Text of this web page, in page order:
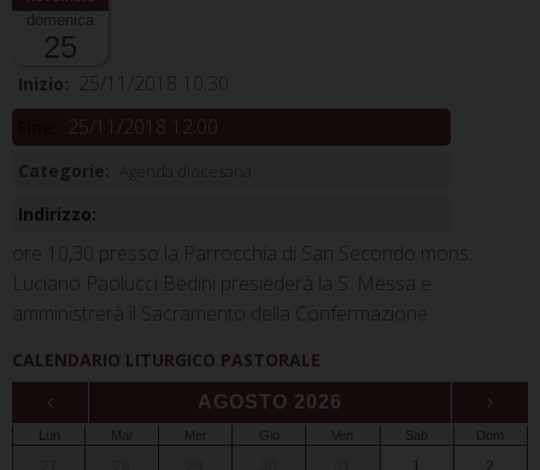
domenica
25
Inizio: 25/11/2018 10:30
25/11/2018 12:00
Categorie:
Indirizzo:
ore 10,30 presso la Parrocchia di San Secondo mons.
Luciano Paolucci Bedini presiederà la S. Messa e
amministrerà il Sacramento della Confermazione
CALENDARIO LITURGICO PASTORALE
‹ AGOSTO 2026 ›
Lun Mar Mer Gio Ven Sab Dom
1 2